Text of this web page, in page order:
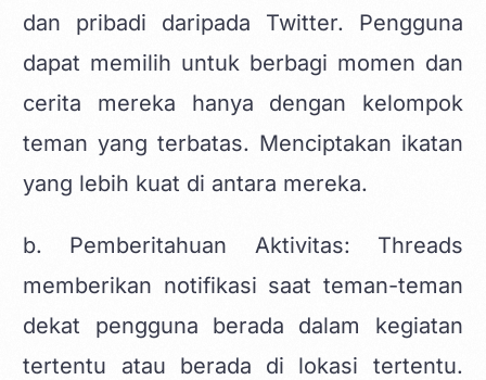
dan pribadi daripada Twitter. Pengguna
dapat memilih untuk berbagi momen dan
cerita mereka hanya dengan kelompok
teman yang terbatas. Menciptakan ikatan
yang lebih kuat di antara mereka.
b. Pemberitahuan Aktivitas: Threads
memberikan notifikasi saat teman-teman
dekat pengguna berada dalam kegiatan
tertentu atau berada di lokasi tertentu.